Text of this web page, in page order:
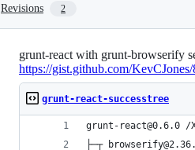
Revisions 2
grunt-react with grunt-browserify
https://gist.github.com/
grunt-react-successtree
grunt-react@0.6.0 /
├─┬